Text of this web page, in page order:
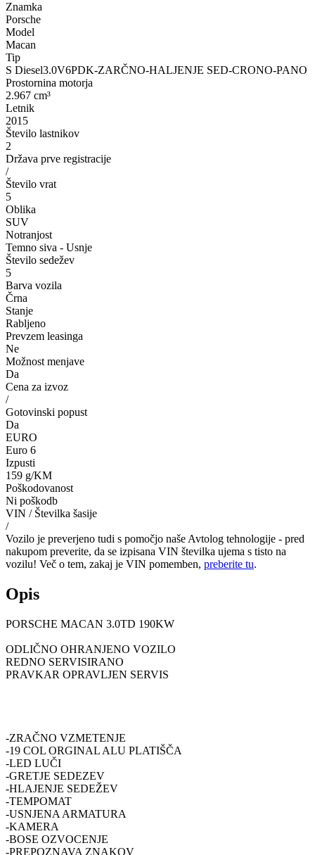
Znamka
Porsche
Model
Macan
Tip
S Diesel3.0V6PDK-ZARČNO-HALJENJE SED-CRONO-PANO
Prostornina motorja
2.967 cm³
Letnik
2015
Število lastnikov
2
Država prve registracije
/
Število vrat
5
Oblika
SUV
Notranjost
Temno siva - Usnje
Število sedežev
5
Barva vozila
Črna
Stanje
Rabljeno
Prevzem leasinga
Ne
Možnost menjave
Da
Cena za izvoz
/
Gotovinski popust
Da
EURO
Euro 6
Izpusti
159 g/KM
Poškodovanost
Ni poškodb
VIN / Številka šasije
/
Vozilo je preverjeno tudi s pomočjo naše Avtolog tehnologije - pred
nakupom preverite, da se izpisana VIN številka ujema s tisto na
vozilu! Več o tem, zakaj je VIN pomemben, preberite tu.
Opis
PORSCHE MACAN 3.0TD 190KW
ODLIČNO OHRANJENO VOZILO
REDNO SERVISIRANO
PRAVKAR OPRAVLJEN SERVIS
-ZRAČNO VZMETENJE
-19 COL ORGINAL ALU PLATIŠČA
-LED LUČI
-GRETJE SEDEZEV
-HLAJENJE SEDEŽEV
-TEMPOMAT
-USNJENA ARMATURA
-KAMERA
-BOSE OZVOCENJE
-PREPOZNAVA ZNAKOV